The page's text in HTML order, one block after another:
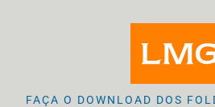
FAÇA O DOWNLOAD DOS